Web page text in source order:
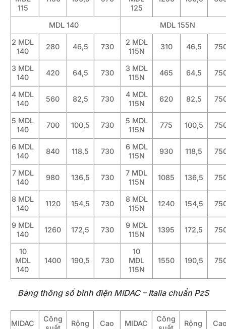
115
125
MDL 140
MDL 155N
2 MDL
140
280 46,5 730
2 MDL
115N
310 46,5
3 MDL
140
420 64,5 730
3 MDL
115N
465 64,5
4 MDL
140
560 82,5 730
4 MDL
115N
620 82,5
5 MDL
140
700 100,5 730
5 MDL
115N
775 100,5
6 MDL
140
840 118,5 730
6 MDL
115N
930 118,5
7 MDL
140
980 136,5 730
7 MDL
115N
1085 136,5
8 MDL
140
1120 154,5 730
8 MDL
115N
1240 154,5
9 MDL
140
1260 172,5 730
9 MDL
115N
1395 172,5
10
MDL
140
1400 190,5 730
10
MDL
115N
1550 190,5
Bảng thông số bình điện MIDAC – Italia chuẩn PzS
MIDAC
Công
Rộng
Cao
MIDAC
Công
Rộng